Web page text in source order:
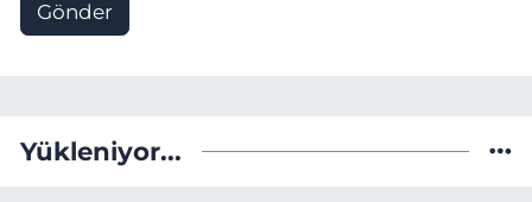
Gönder
Yükleniyor...